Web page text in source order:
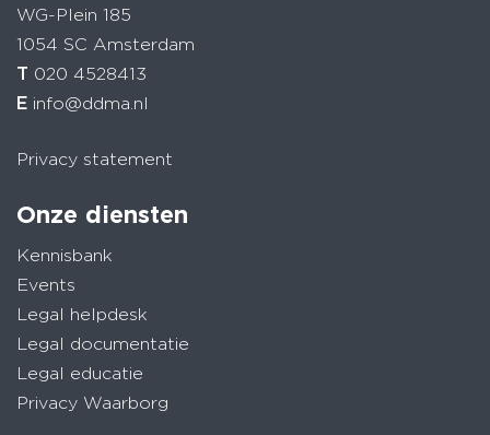
WG-Plein 185
1054 SC Amsterdam
T 020 4528413
E info@ddma.nl
Privacy statement
Onze diensten
Kennisbank
Events
Legal helpdesk
Legal documentatie
Legal educatie
Privacy Waarborg